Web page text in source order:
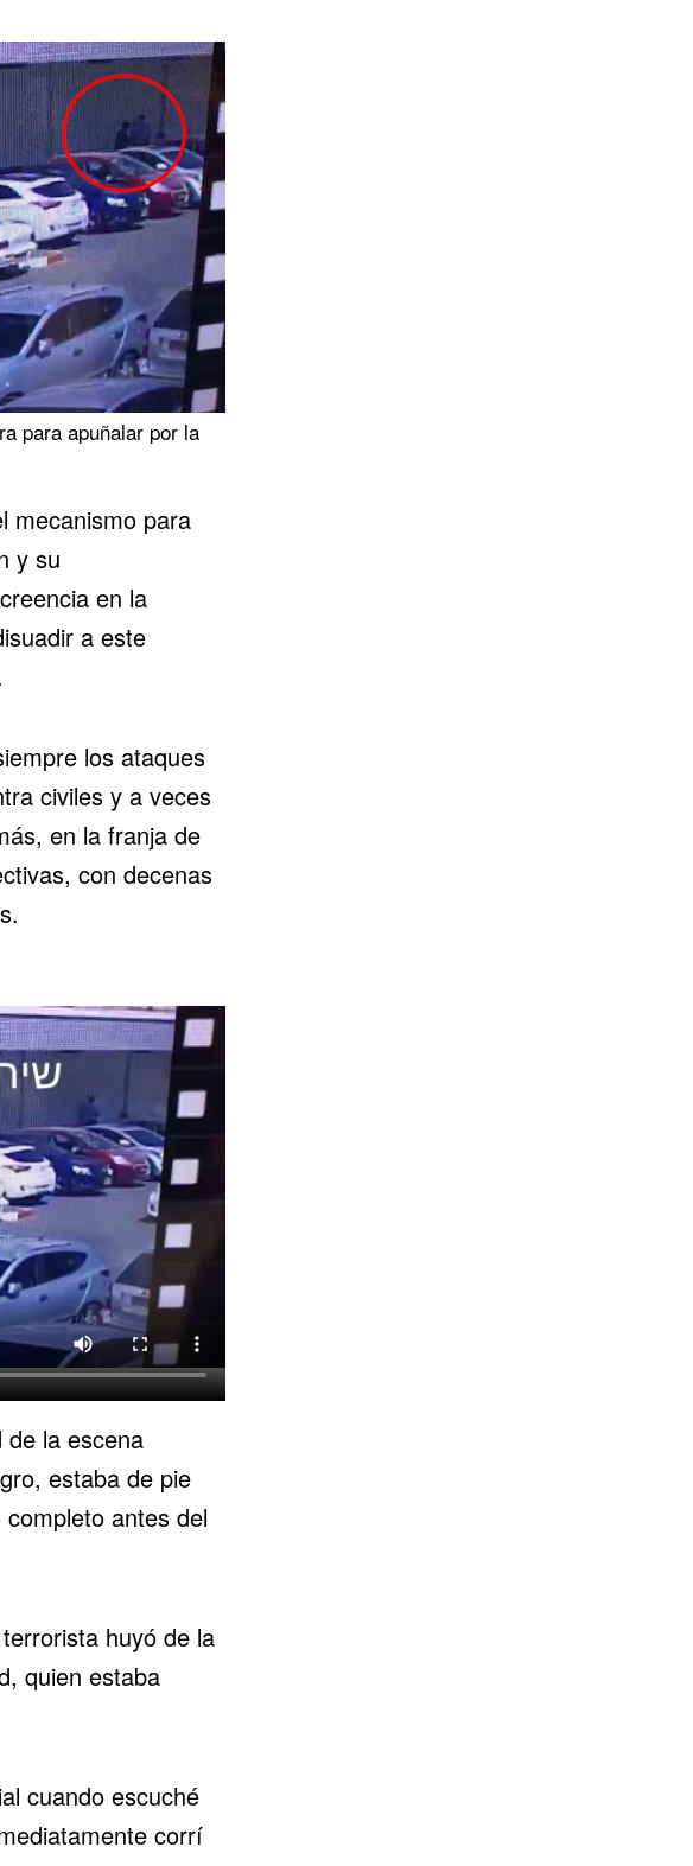
para apuñalar por la
mecanismo para
y su
en la
a este
los ataques
civiles y a veces
en la franja de
con decenas
la escena
estaba de pie
antes del
huyó de la
quien estaba
cuando escuché
corrí